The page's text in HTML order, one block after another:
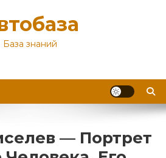
База знаний
— Портрет